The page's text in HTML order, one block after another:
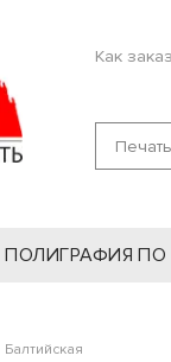
Как
ПОЛИГРАФИЯ ПО
Балтийская